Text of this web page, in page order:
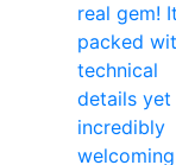
real gem!
packed
technical
details yet
incredibly